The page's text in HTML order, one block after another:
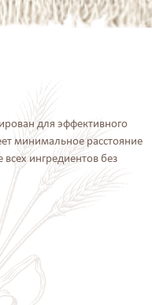
для эффективного
минимальное расстояние
ингредиентов без